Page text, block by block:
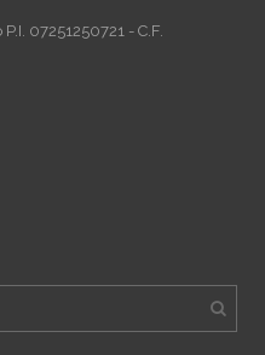
07251250721 - C.F.